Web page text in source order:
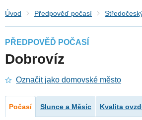
Úvod Předpověď počasí
PŘEDPOVĚĎ POČASÍ
Dobrovíz
Označit jako domovské město
Počasí Slunce a Měsíc Kvalita